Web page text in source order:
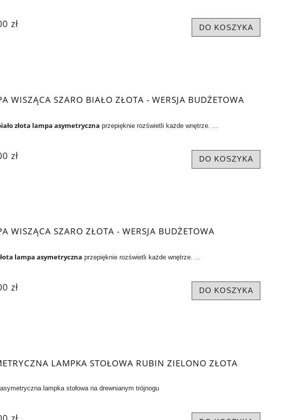
zł DO KOSZYKA
WISZĄCA SZARO BIAŁO ZŁOTA - WERSJA BUDŻETOWA
złota lampa asymetryczna przepięknie rozświetli każde wnętrze. ...
zł DO KOSZYKA
WISZĄCA SZARO ZŁOTA - WERSJA BUDŻETOWA
lampa asymetryczna przepięknie rozświetli każde wnętrze. ...
zł DO KOSZYKA
LAMPKA STOŁOWA RUBIN ZIELONO ZŁOTA
lampka stołowa na drewnianym trójnogu